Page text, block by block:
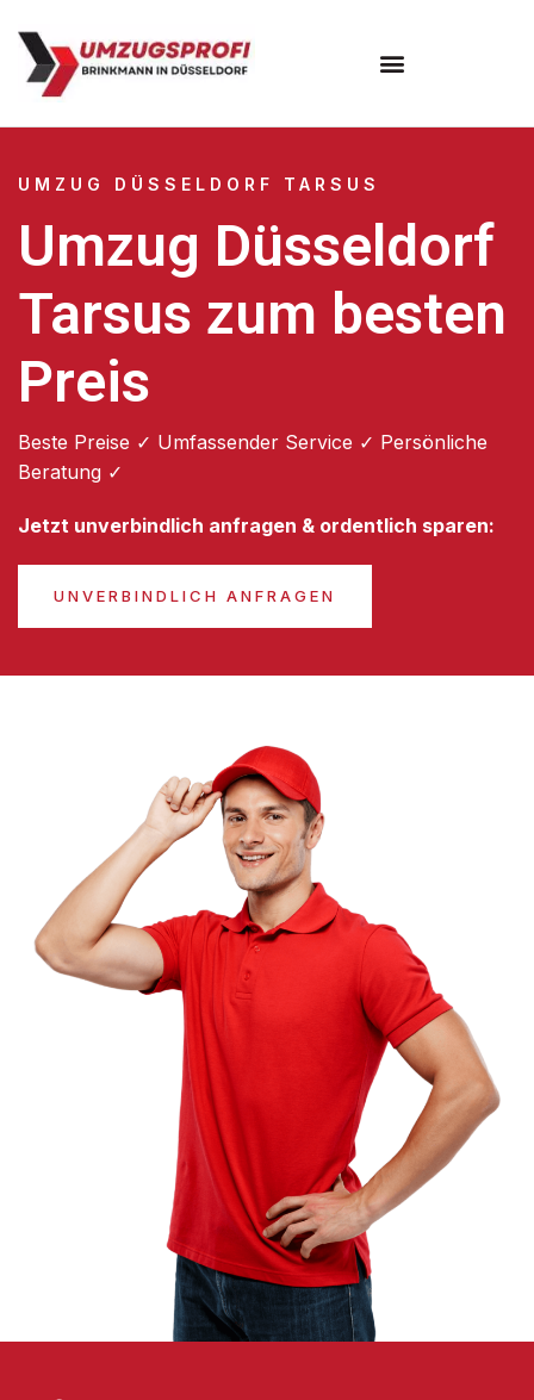
UMZUG DÜSSELDORF TARSUS
Umzug Düsseldorf
Tarsus zum besten
Preis
Beste Preise ✓ Umfassender Service ✓ Persönliche
Beratung ✓
Jetzt unverbindlich anfragen & ordentlich sparen:
UNVERBINDLICH ANFRAGEN